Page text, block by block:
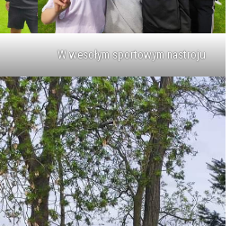
W wesołym sportowym nastroju